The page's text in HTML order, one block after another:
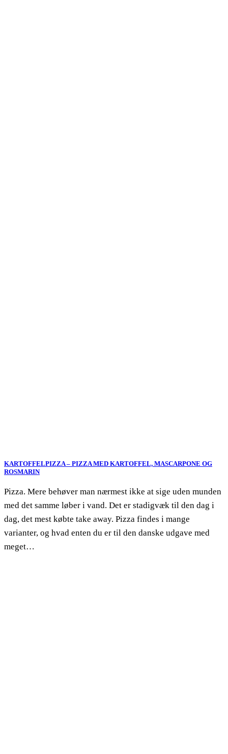
KARTOFFELPIZZA – PIZZA MED KARTOFFEL, MASCARPONE OG
ROSMARIN
Pizza. Mere behøver man nærmest ikke at sige uden munden
med det samme løber i vand. Det er stadigvæk til den dag i
dag, det mest købte take away. Pizza findes i mange
varianter, og hvad enten du er til den danske udgave med
meget…